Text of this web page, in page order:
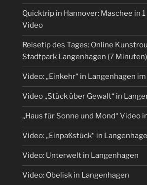
Quicktrip in Hannover: Maschee in
Video
Reisetip des Tages: Online
Stadtpark Langenhagen (7 Minuten)
Video: „Einkehr“ in Langenhagen
Video „Stück über Gewalt“ in
„Haus für Sonne und Mond“ Video
Video: „Einpaßstück“ in
Video: Unterwelt in Langenhagen
Video: Obelisk in Langenhagen